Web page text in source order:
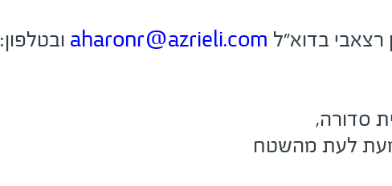
רצאבי בדוא"ל aharonr@azrieli.com ובטלפון:
סדורה,
מעת לעת מהשטח